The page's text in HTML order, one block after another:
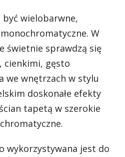
wielobarwne,
W
świetnie sprawdzą się
cienkimi, gęsto
we wnętrzach w stylu
doskonałe efekty
tapetą w szerokie
wykorzystywana jest do